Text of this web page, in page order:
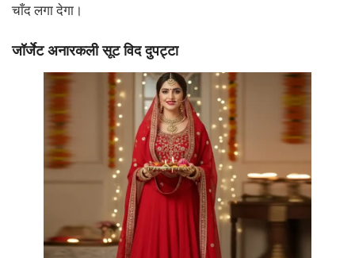
चाँद लगा देगा।
जॉर्जेट अनारकली सूट विद दुपट्टा